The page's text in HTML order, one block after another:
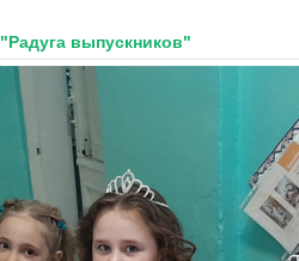
"Радуга выпускников"